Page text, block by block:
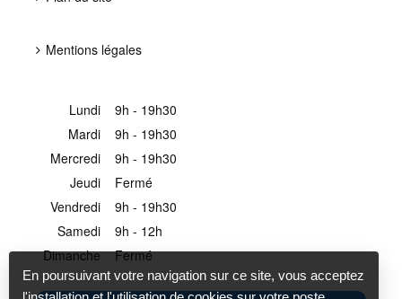
Mentions légales
Lundi
9h - 19h30
Mardi
9h - 19h30
Mercredi
9h - 19h30
Jeudi
Fermé
Vendredi
9h - 19h30
Samedi
9h - 12h
Dimanche
Fermé
En poursuivant votre navigation sur ce site, vous acceptez